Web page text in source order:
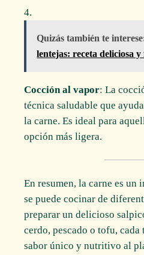
Quizás también te
lentejas: receta deliciosa y
Cocción al vapor: La
técnica saludable que
la carne. Es ideal para
opción más ligera.
En resumen, la carne es un
se puede cocinar de
preparar un delicioso
cerdo, pescado o tofu,
sabor único y nutritivo al